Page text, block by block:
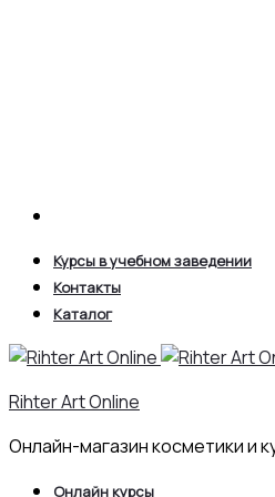
Курсы в учебном заведении
Контакты
Каталог
Rihter Art Online
Онлайн-магазин косметики и
Онлайн курсы